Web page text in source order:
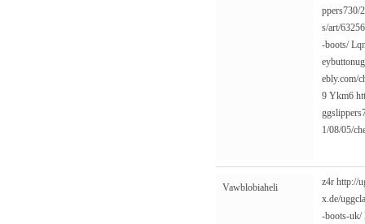
ppers730/
s/art/
-boots/
ebly.com/
9 Ykm6
1/08/05/
Vawblobiaheli z4r http://
x.de/
-boots-uk/